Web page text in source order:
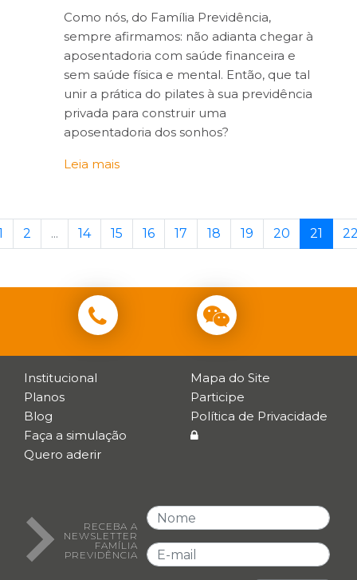
Como nós, do Família Previdência,
sempre afirmamos: não adianta chegar à
aposentadoria com saúde financeira e
sem saúde física e mental. Então, que tal
unir a prática do pilates à sua previdência
privada para construir uma
aposentadoria dos sonhos?
Leia mais
2 ... 14 15 16 17 18 19 20 21
Institucional
Planos
Blog
Faça a simulação
Quero aderir
Mapa do Site
Participe
Política de Privacidade
RECEBA A
NEWSLETTER
FAMÍLIA
PREVIDÊNCIA